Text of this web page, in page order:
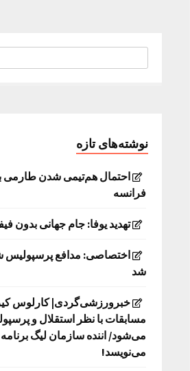
نوشته‌های تازه
احتمال هم‌تیمی شدن طارمی
فرانسه
تهدید یوفا: جام جهانی بدون
اختصاصی: مدافع پرسپولیس
شد
خبرورزشی‌گردی| کارلوس
مسابقات با نظر استقلال و
می‌شود/ اننده سازمان لیگ برنامه
می‌نویسد!